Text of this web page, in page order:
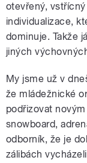
otevřený,
individualizace,
dominuje. Takže
jiných
My jsme už v
že mládežnické
podřizovat
snowboard,
odborník, že je
zálibách